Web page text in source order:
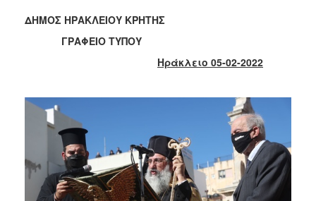
2019
2018
2015
2013
2012
2011
2010
ΔΗΜΟΣ ΗΡΑΚΛΕΙΟΥ ΚΡΗΤΗΣ
ΓΡΑΦΕΙΟ ΤΥΠΟΥ
Ηράκλειο 05-02-2022